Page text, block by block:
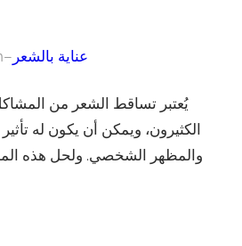
– عناية بالشعر
يُعتبر تساقط الشعر من
الكثيرون، ويمكن أن يكون له
والمظهر الشخصي. ولحل هذه